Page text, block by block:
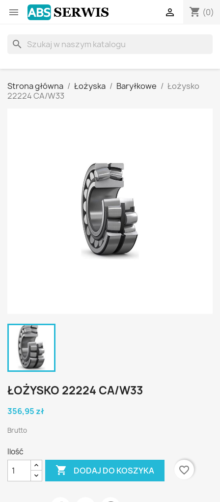
 shopping_cart (0)

search
Strona główna Łożyska Baryłkowe
Łożysko
22224 CA/W33
ŁOŻYSKO 22224 CA/W33
356,95 zł
Brutto
Ilość
 DODAJ DO KOSZYKA favorite_border